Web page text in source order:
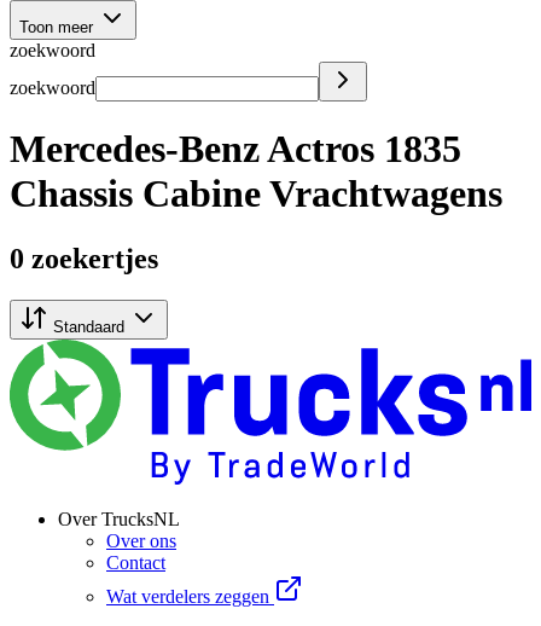
Toon meer
zoekwoord
zoekwoord
Mercedes-Benz Actros 1835
Chassis Cabine Vrachtwagens
0 zoekertjes
Standaard
Over TrucksNL
Over ons
Contact
Wat verdelers zeggen